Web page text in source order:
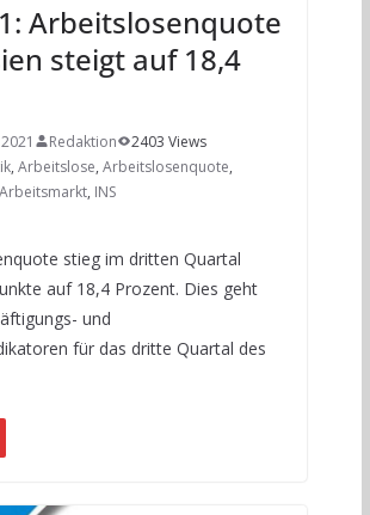
Arbeitslosenquote
steigt auf 18,4
Redaktion
2403 Views
, Arbeitslose, Arbeitslosenquote,
Arbeitsmarkt, INS
stieg im dritten Quartal
auf 18,4 Prozent. Dies geht
und
für das dritte Quartal des